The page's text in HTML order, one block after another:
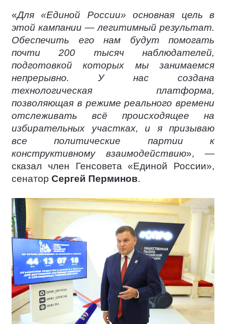
«Для «Единой России» основная цель в
этой кампании — легитимный результат.
Обеспечить его нам будут помогать
почти 200 тысяч наблюдателей,
подготовкой которых мы занимаемся
непрерывно. У нас создана
технологическая платформа,
позволяющая в режиме реального времени
отслеживать всё происходящее на
избирательных участках, и я призываю
все политические партии к
конструктивному взаимодействию», —
сказал член Генсовета «Единой России»,
сенатор Сергей Перминов.